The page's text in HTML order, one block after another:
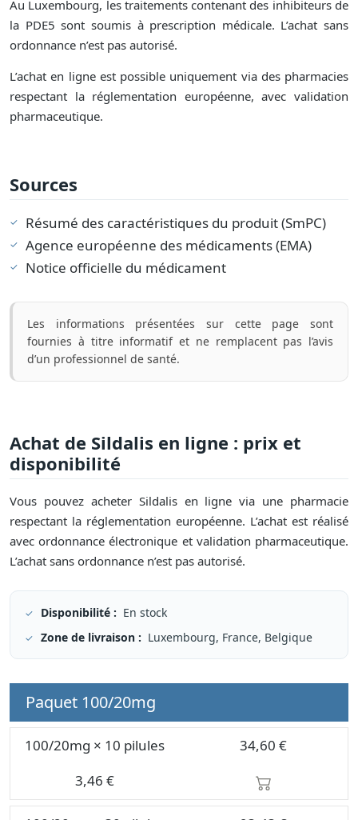
Au Luxembourg, les traitements contenant des inhibiteurs de
la PDE5 sont soumis à prescription médicale. L’achat sans
ordonnance n’est pas autorisé.
L’achat en ligne est possible uniquement via des pharmacies
respectant la réglementation européenne, avec validation
pharmaceutique.
Sources
Résumé des caractéristiques du produit (SmPC)
Agence européenne des médicaments (EMA)
Notice officielle du médicament
Les informations présentées sur cette page sont
fournies à titre informatif et ne remplacent pas l’avis
d’un professionnel de santé.
Achat de Sildalis en ligne : prix et
disponibilité
Vous pouvez acheter Sildalis en ligne via une pharmacie
respectant la réglementation européenne. L’achat est réalisé
avec ordonnance électronique et validation pharmaceutique.
L’achat sans ordonnance n’est pas autorisé.
Disponibilité : En stock
Zone de livraison : Luxembourg, France, Belgique
Paquet 100/20mg
100/20mg × 10 pilules
34,60 €
3,46 €